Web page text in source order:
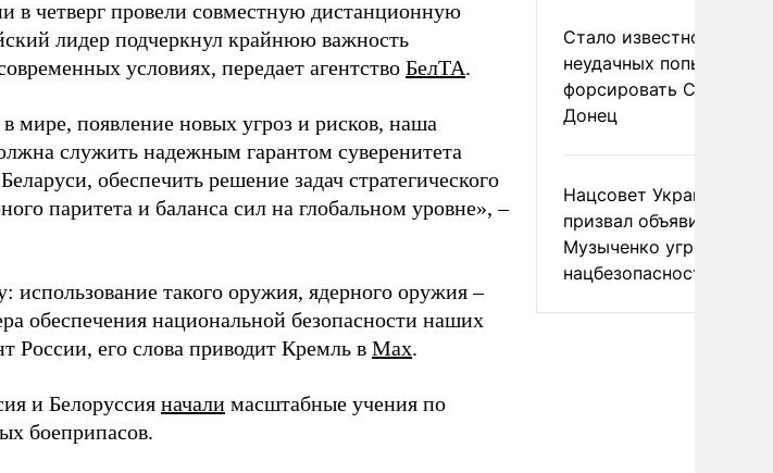
в четверг провели совместную дистанционную
лидер подчеркнул крайнюю важность
условиях, передает агентство БелТА.
мире, появление новых угроз и рисков, наша
служить надежным гарантом суверенитета
обеспечить решение задач стратегического
паритета и баланса сил на глобальном уровне», –
использование такого оружия, ядерного оружия –
обеспечения национальной безопасности наших
России, его слова приводит Кремль в Max.
и Белоруссия начали масштабные учения по
боеприпасов.
Стало известно о
неудачных попытках
форсировать
Донец
Нацсовет Украины по
призвал объявить
Музыченко угрозой
нацбезопасности